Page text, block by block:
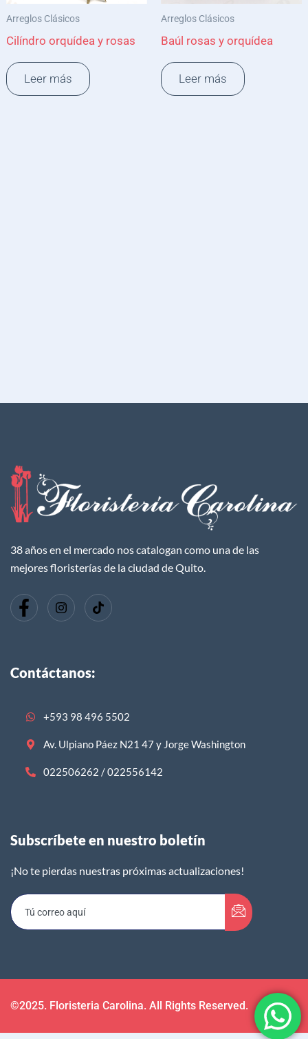
Arreglos Clásicos
Cilíndro orquídea y rosas
Leer más
Arreglos Clásicos
Baúl rosas y orquídea
Leer más
38 años en el mercado nos catalogan como una de las
mejores floristerías de la ciudad de Quito.
Contáctanos:
+593 98 496 5502
Av. Ulpiano Páez N21 47 y Jorge Washington
022506262 / 022556142
Subscríbete en nuestro boletín​
¡No te pierdas nuestras próximas actualizaciones!
©2025. Floristeria Carolina. All Rights Reserved.